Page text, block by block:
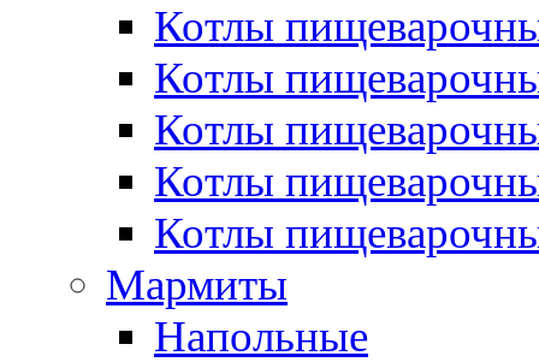
Котлы
Котлы
Котлы
Котлы
Котлы
Мармиты
Напольные